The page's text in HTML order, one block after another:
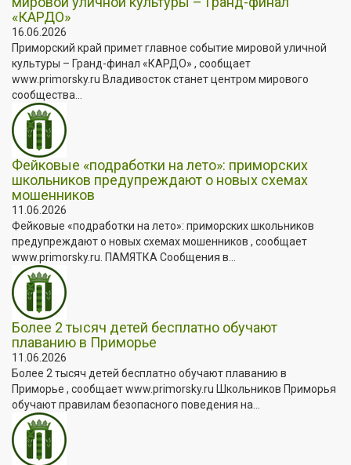
«КАРДО»
16.06.2026
Приморский край примет главное событие мировой уличной
культуры – Гранд-финал «КАРДО» , сообщает
www.primorsky.ru Владивосток станет центром мирового
сообщества...
Фейковые «подработки на лето»: приморских
школьников предупреждают о новых схемах
мошенников
11.06.2026
Фейковые «подработки на лето»: приморских школьников
предупреждают о новых схемах мошенников , сообщает
www.primorsky.ru. ПАМЯТКА Сообщения в...
Более 2 тысяч детей бесплатно обучают
плаванию в Приморье
11.06.2026
Более 2 тысяч детей бесплатно обучают плаванию в
Приморье , сообщает www.primorsky.ru Школьников Приморья
обучают правилам безопасного поведения на...